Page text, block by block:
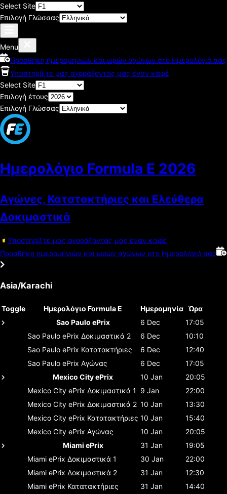
Select Site
Επιλογή Γλώσσας
Menu
Προσθήκη ημερομηνιών και ωρών αγώνων στο Ημερολόγιό σας
Υποστηρίξτε μας αγοράζοντας μας έναν καφέ
Select Site
Επιλογή έτους
Επιλογή Γλώσσας
Ημερολόγιο Formula E 2026
Αγώνες, Κατατακτήριες και Ελεύθερα
Δοκιμαστικά
Υποστηρίξτε μας αγοράζοντας μας έναν καφέ
Προσθήκη ημερομηνιών και ωρών αγώνων στο Ημερολόγιό σας
Asia/Karachi
Toggle Ημερολόγιο Formula E Ημερομηνία Ώρα
Sao Paulo ePrix
6 Dec
17:05
Sao Paulo ePrix Δοκιμαστικά 2 6 Dec
10:10
Sao Paulo ePrix Κατατακτήριες 6 Dec
12:40
Sao Paulo ePrix Αγώνας 6 Dec
17:05
Mexico City ePrix
10 Jan
20:05
Mexico City ePrix Δοκιμαστικά 1 9 Jan
22:00
Mexico City ePrix Δοκιμαστικά 2 10 Jan
13:30
Mexico City ePrix Κατατακτήριες 10 Jan
15:40
Mexico City ePrix Αγώνας 10 Jan
20:05
Miami ePrix
31 Jan
19:05
Miami ePrix Δοκιμαστικά 1 30 Jan
22:00
Miami ePrix Δοκιμαστικά 2 31 Jan
12:30
Miami ePrix Κατατακτήριες 31 Jan
14:40